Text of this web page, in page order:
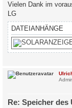
Vielen Dank im
LG
DATEIANHÄNGE
Re: Speicher